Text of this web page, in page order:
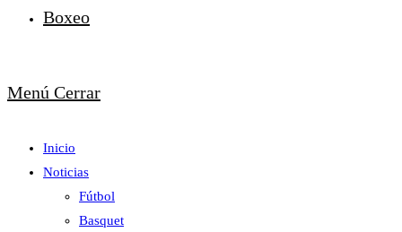
Boxeo
Menú Cerrar
Inicio
Noticias
Fútbol
Basquet